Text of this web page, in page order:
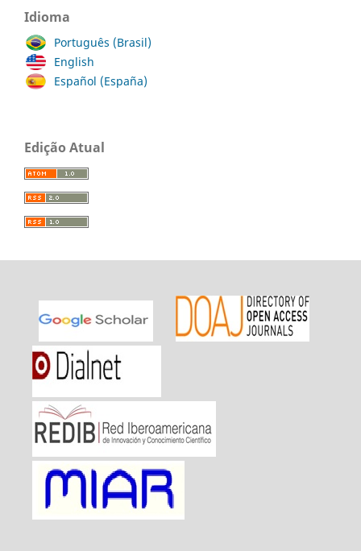
Idioma
Português (Brasil)
English
Español (España)
Edição Atual